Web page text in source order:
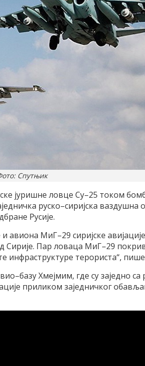
Спутњик
јуришне ловце Су–25 током
руско–сиријска ваздушна
Русије.
авиона МиГ–29 сиријске
Сирије. Пар ловаца МиГ–29
инфраструктуре терориста“,
Хмејмим, где су заједно са
приликом заједничког